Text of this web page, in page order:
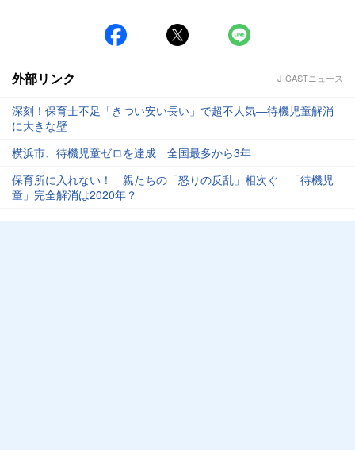
外部リンク J-CASTニュース
深刻！保育士不足「きつい安い長い」で超不人気―待機児童解消
に大きな壁
横浜市、待機児童ゼロを達成 全国最多から3年
保育所に入れない！ 親たちの「怒りの反乱」相次ぐ 「待機児
童」完全解消は2020年？